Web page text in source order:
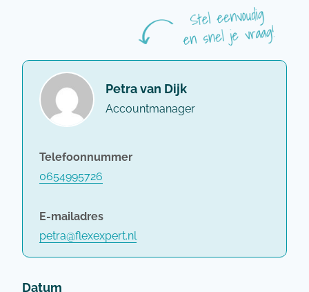
Petra van Dijk
Accountmanager
Telefoonnummer
0654995726
E-mailadres
petra@flexexpert.nl
Datum